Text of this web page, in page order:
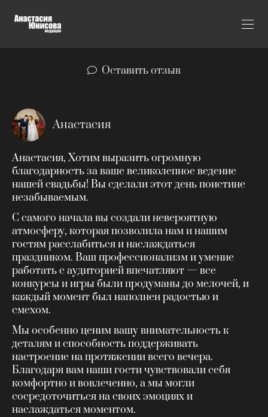
Оставить отзыв
Анастасия
Анастасия, Хотим выразить огромную
благодарность за ваше великолепное ведение
нашей свадьбы! Вы сделали этот день поистине
незабываемым.
С самого начала вы создали невероятную
атмосферу, которая позволила нам и нашим
гостям расслабиться и наслаждаться
праздником. Ваш профессионализм и умение
работать с аудиторией впечатляют — все
конкурсы и игры были продуманы до мелочей, и
каждый момент был наполнен радостью и
смехом.
Мы особенно ценим вашу внимательность к
деталям и способность поддерживать
настроение на протяжении всего вечера.
Благодаря вам наши гости чувствовали себя
комфортно и вовлеченно, а мы могли
сосредоточиться на своих эмоциях и
наслаждаться моментом.